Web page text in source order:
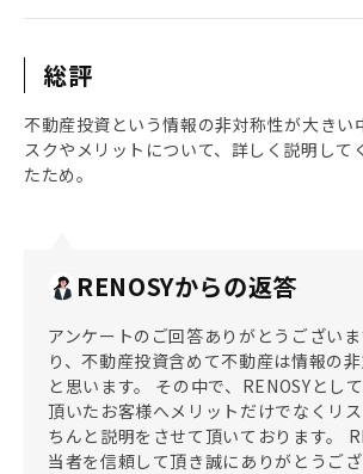
総評
不動産投資という情報の非対称性が大きい
スクやメリットについて、詳しく説明して
たため。
RENOSYからの返答
アンケートのご回答ありがとうござい
り、不動産投資含めて不動産は情報の
と思います。 その中で、RENOSYとし
頂いたお客様へメリットだけでなくリ
ちんと説明をさせて頂いております。
当者を信頼して頂き誠にありがとうござ